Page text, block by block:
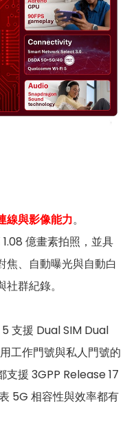
線與影像能力。
億畫素拍照，並具
焦、自動曝光與自動白
群紀錄。
支援 Dual SIM Dual
工作門號與私人門號的
支援 3GPP Release 17
5G 相容性與效率都有